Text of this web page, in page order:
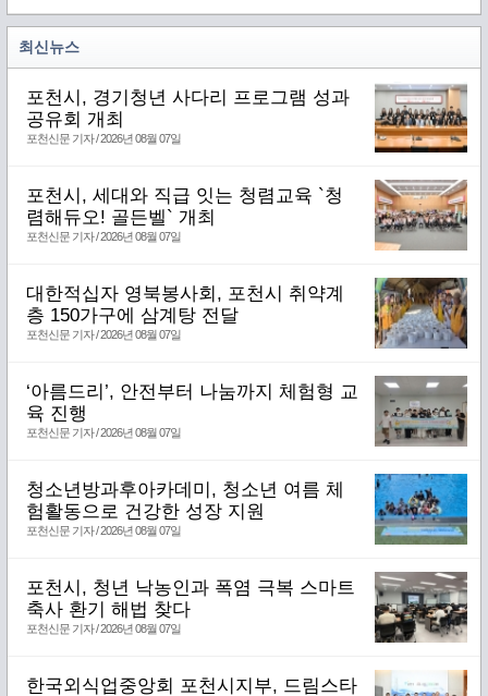
최신뉴스
포천시, 경기청년 사다리 프로그램 성과
공유회 개최
포천신문 기자 / 2026년 08월 07일
포천시, 세대와 직급 잇는 청렴교육 `청
렴해듀오! 골든벨` 개최
포천신문 기자 / 2026년 08월 07일
대한적십자 영북봉사회, 포천시 취약계
층 150가구에 삼계탕 전달
포천신문 기자 / 2026년 08월 07일
‘아름드리’, 안전부터 나눔까지 체험형 교
육 진행
포천신문 기자 / 2026년 08월 07일
청소년방과후아카데미, 청소년 여름 체
험활동으로 건강한 성장 지원
포천신문 기자 / 2026년 08월 07일
포천시, 청년 낙농인과 폭염 극복 스마트
축사 환기 해법 찾다
포천신문 기자 / 2026년 08월 07일
한국외식업중앙회 포천시지부, 드림스타